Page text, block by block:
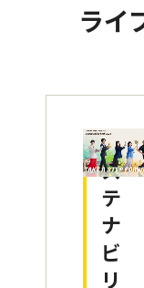
ライ
サ
ス
テ
ナ
ビ
リ